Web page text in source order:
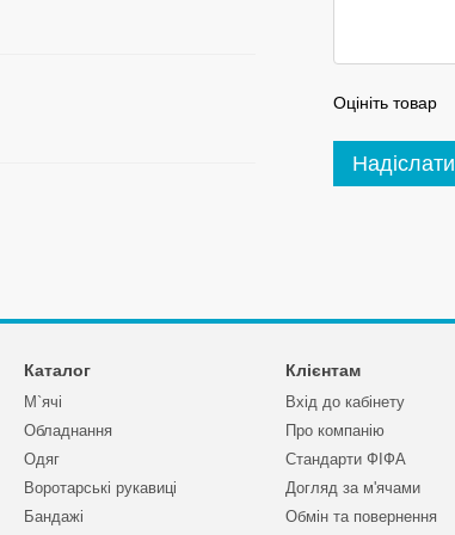
Оцініть товар
Надіслати
Каталог
М`ячі
Обладнання
Одяг
Воротарські рукавиці
Бандажі
Клієнтам
Вхід до кабінету
Про компанію
Стандарти ФІФА
Догляд за м'ячами
Обмін та повернення